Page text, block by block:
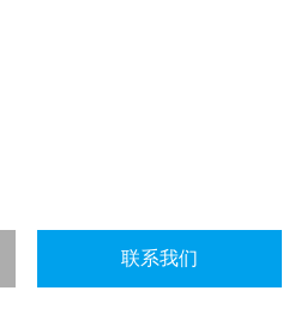
联系我们